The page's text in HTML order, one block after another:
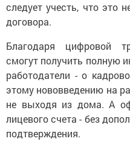
следует учесть, что это
договора.
Благодаря цифровой
смогут получить полную
работодатели - о
этому нововведению на
не выходя из дома. А
лицевого счета - без
подтверждения.